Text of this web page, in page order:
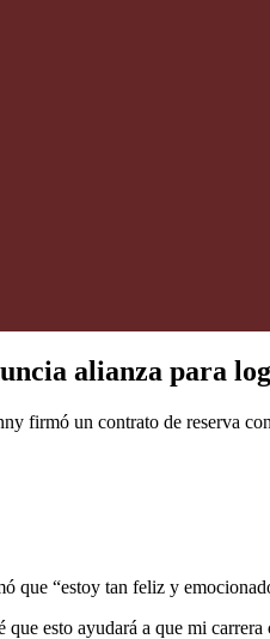
alianza para
firmó un contrato de reserva
que “estoy tan feliz y
que esto ayudará a que mi